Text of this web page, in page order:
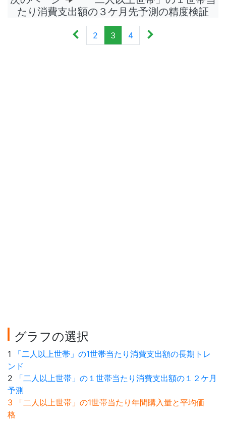
たり消費支出額の３ケ月先予測の精度検証
2 3 4
グラフの選択
1
「二人以上世帯」の1世帯当たり消費支出額の長期トレ
ンド
2
「二人以上世帯」の１世帯当たり消費支出額の１２ケ月
予測
3 「二人以上世帯」の1世帯当たり年間購入量と平均価
格